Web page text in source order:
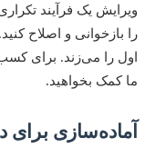
یک فرآیند تکراری
و اصلاح کنید.
را می‌زند. برای کسب
بخواهید.
برای